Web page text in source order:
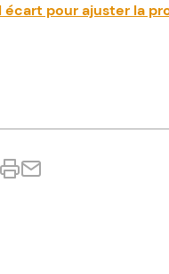
pour ajuster la